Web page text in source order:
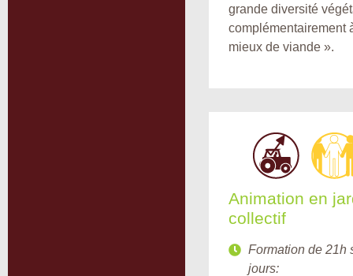
grande diversité
complémentairement
mieux de viande ».
Animation en
collectif
Formation de 21h
jours: